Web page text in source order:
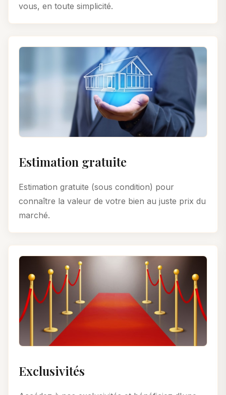
vous, en toute simplicité.
Estimation gratuite
Estimation gratuite (sous condition) pour
connaître la valeur de votre bien au juste prix du
marché.
Exclusivités